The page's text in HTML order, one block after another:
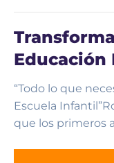
“Todo lo que
Escuela
que los primeros